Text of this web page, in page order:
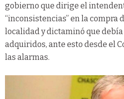
gobierno que dirige el
“inconsistencias” en la compra
localidad y dictaminó que
adquiridos, ante esto desde el
las alarmas.